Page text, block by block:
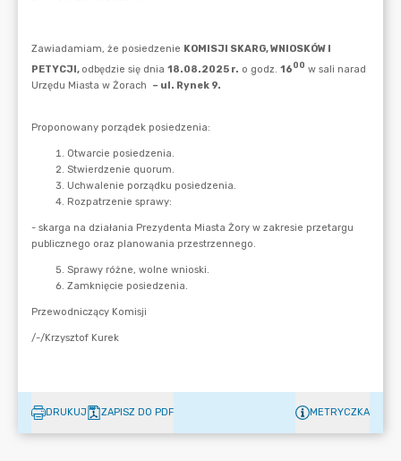
DRUKUJ ZAPISZ DO PDF METRYCZKA